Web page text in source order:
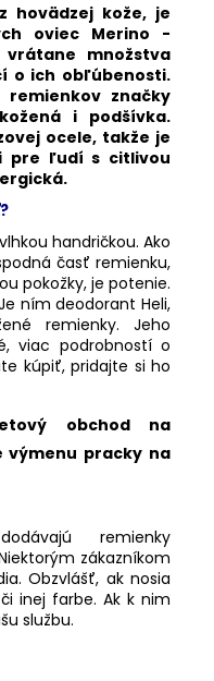
hovädzej kože, je
oviec Merino -
množstva
o ich obľúbenosti.
značky
i podšívka.
ocele, takže je
pre ľudí s citlivou
handričkou. Ako
časť remienku,
pokožky, je potenie.
ním deodorant Heli,
remienky. Jeho
viac podrobností o
kúpiť, pridajte si ho
obchod na
výmenu pracky na
remienky
zákazníkom
Obzvlášť, ak nosia
inej farbe. Ak k nim
službu.